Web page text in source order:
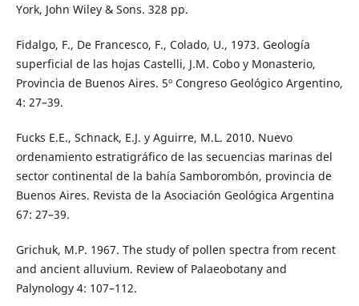
York, John Wiley & Sons. 328 pp.
Fidalgo, F., De Francesco, F., Colado, U., 1973. Geología
superficial de las hojas Castelli, J.M. Cobo y Monasterio,
Provincia de Buenos Aires. 5º Congreso Geológico Argentino,
4: 27–39.
Fucks E.E., Schnack, E.J. y Aguirre, M.L. 2010. Nuevo
ordenamiento estratigráfico de las secuencias marinas del
sector continental de la bahía Samborombón, provincia de
Buenos Aires. Revista de la Asociación Geológica Argentina
67: 27–39.
Grichuk, M.P. 1967. The study of pollen spectra from recent
and ancient alluvium. Review of Palaeobotany and
Palynology 4: 107–112.